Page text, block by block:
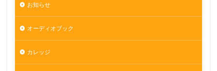
お知らせ
オーディオブック
カレッジ